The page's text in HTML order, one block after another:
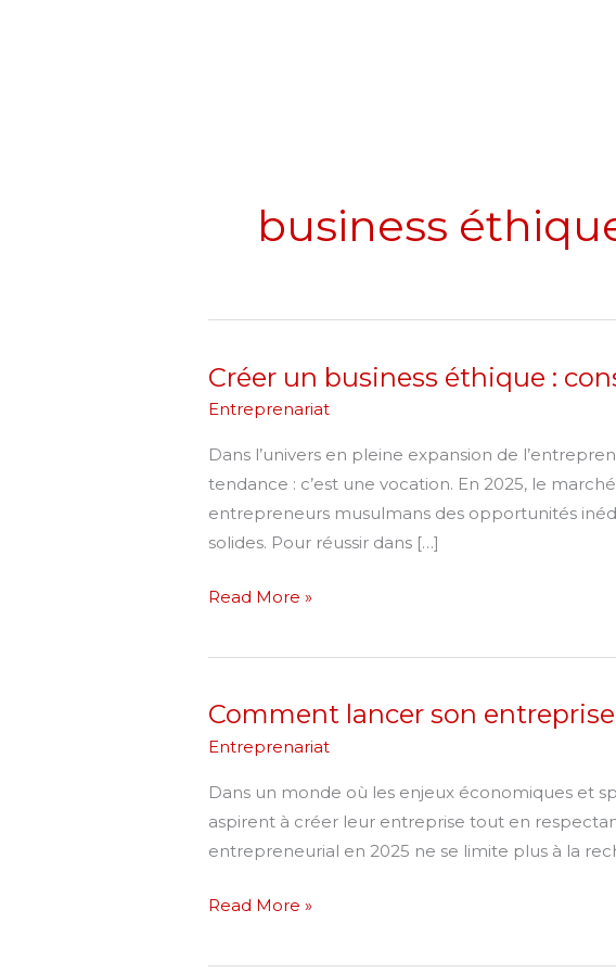
business
Créer un business éthique :
Entreprenariat
Dans l’univers en pleine expansion de
tendance : c’est une vocation. En 2025, le
entrepreneurs musulmans des opportunités
solides. Pour réussir dans […]
Créer
un
éthique
conseils
pour
entrepreneurs
Read More »
Comment lancer son
Entreprenariat
Dans un monde où les enjeux économiques et
aspirent à créer leur entreprise tout en
entrepreneurial en 2025 ne se limite plus à la
Comment
lancer
entreprise
en
accord
les
Read More »